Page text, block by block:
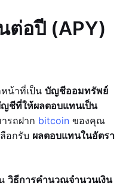
ต่อปี (APY)
น้าที่เป็น บัญชีออมทรัพย์
ชีที่ให้ผลตอบแทนเป็น
รถฝาก bitcoin ของคุณ
อกรับ ผลตอบแทนในอัตรา
วิธีการคำนวณจำนวนเงิน